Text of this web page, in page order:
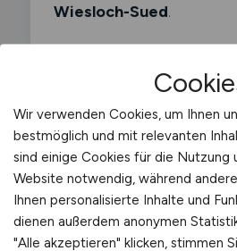
Wiesloch-Sued.
Was macht ein
Als Mietwagenfahrer
Fahrgäste im Auftrag eines
Wir verwenden Cookies, um Ihnen
bestmöglich und mit relevanten
sind einige Cookies für die Nutzung
Website notwendig, während
Ihnen personalisierte Inhalte und
dienen außerdem anonymen
"Alle akzeptieren" klicken, stimmen